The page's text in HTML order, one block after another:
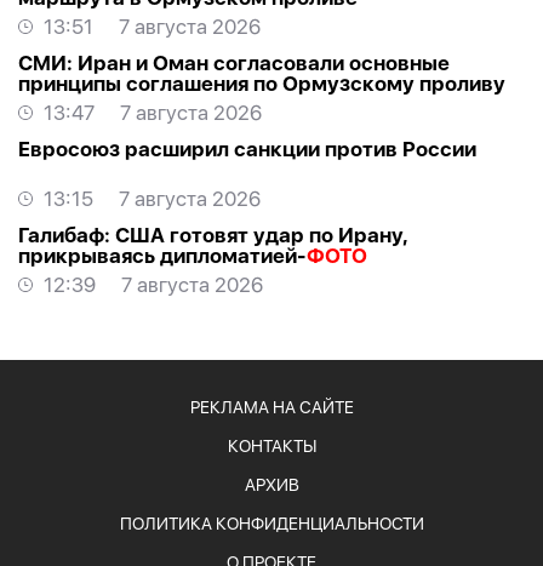
13:51
7 августа 2026
СМИ: Иран и Оман согласовали основные
принципы соглашения по Ормузскому проливу
13:47
7 августа 2026
Евросоюз расширил санкции против России
13:15
7 августа 2026
Галибаф: США готовят удар по Ирану,
прикрываясь дипломатией-ФОТО
12:39
7 августа 2026
РЕКЛАМА НА САЙТЕ
КОНТАКТЫ
АРХИВ
ПОЛИТИКА КОНФИДЕНЦИАЛЬНОСТИ